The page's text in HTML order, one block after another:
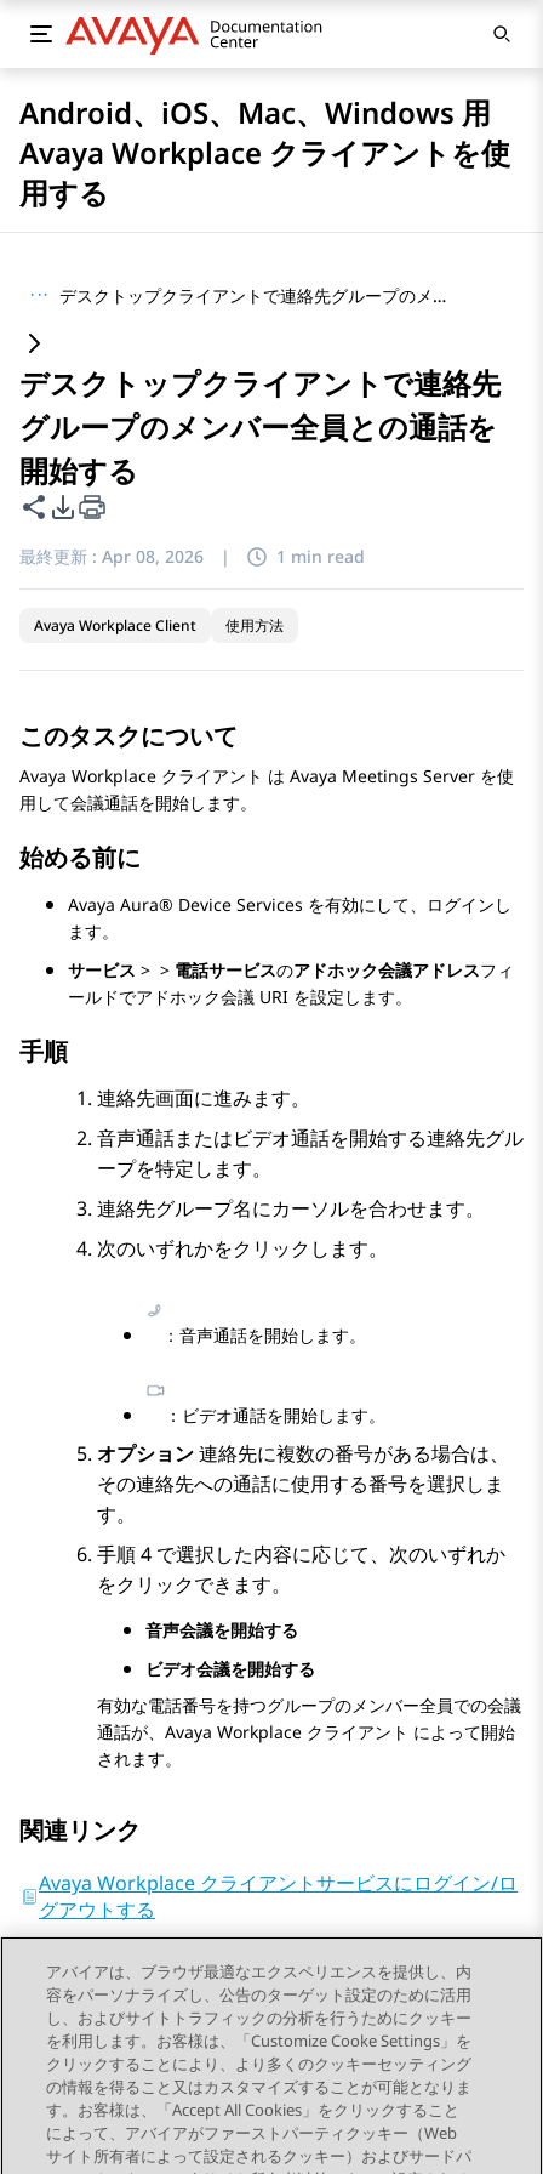
Android、iOS、Mac、Windows 用
Avaya Workplace クライアントを使
用する
··· デスクトップクライアントで連絡先グループのメンバー全員との通話を開始する
デスクトップクライアントで連絡先
グループのメンバー全員との通話を
開始する
このページを共有
PDFエクスポートオプション
最終更新 : Apr 08, 2026 | 1 min read
Avaya Workplace Client 使用方法
このタスクについて
Avaya Workplace クライアント は Avaya Meetings Server を使
用して会議通話を開始します。
始める前に
Avaya Aura® Device Services を有効にして、ログインし
ます。
サービス > > 電話サービスのアドホック会議アドレスフィ
ールドでアドホック会議 URI を設定します。
手順
連絡先画面に進みます。
音声通話またはビデオ通話を開始する連絡先グル
ープを特定します。
連絡先グループ名にカーソルを合わせます。
次のいずれかをクリックします。
：音声通話を開始します。
：ビデオ通話を開始します。
オプション連絡先に複数の番号がある場合は、
その連絡先への通話に使用する番号を選択しま
す。
手順 4 で選択した内容に応じて、次のいずれか
をクリックできます。
音声会議を開始する
ビデオ会議を開始する
有効な電話番号を持つグループのメンバー全員での会議
通話が、 Avaya Workplace クライアント によって開始
されます。
関連リンク
Avaya Workplace クライアントサービスにログイン/ロ
グアウトする
VoIP 設定を変更する
Send Feedback
アバイアは、ブラウザ最適なエクスペリエンスを提供し、内
容をパーソナライズし、公告のターゲット設定のために活用
し、およびサイトトラフィックの分析を行うためにクッキー
を利用します。お客様は、「Customize Cooke Settings」を
クリックすることにより、より多くのクッキーセッティング
の情報を得ること又はカスタマイズすることが可能となりま
す。お客様は、「Accept All Cookies」をクリックすること
によって、アバイアがファーストパーティクッキー（Web
サイト所有者によって設定されるクッキー）およびサードパ